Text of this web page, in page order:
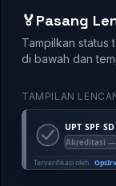
🏅Pasang
Tampilkan status
di bawah dan
TAMPILAN